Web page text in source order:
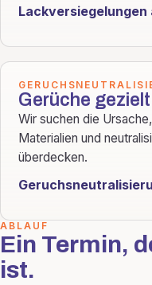
Lackversiegelungen
Gerüche
Wir suchen die
Materialien und
überdecken.
ABLAUF
Ein Termin,
ist.